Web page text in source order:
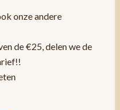
onze andere
de €25, delen we de